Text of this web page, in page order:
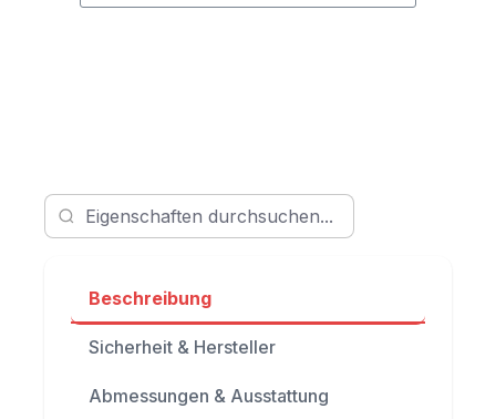
Beschreibung
Sicherheit & Hersteller
Abmessungen & Ausstattung